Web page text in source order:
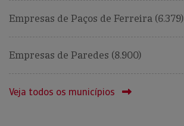
Empresas de Paços de Ferreira (6.379)
Empresas de Paredes (8.900)
Veja todos os municípios